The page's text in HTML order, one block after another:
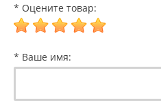
* Оцените товар:
* Ваше имя: